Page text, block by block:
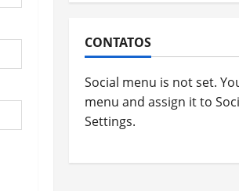
CONTATOS
Social menu is not set.
menu and assign it to
Settings.